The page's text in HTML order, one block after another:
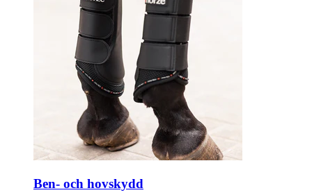
Ben- och hovskydd